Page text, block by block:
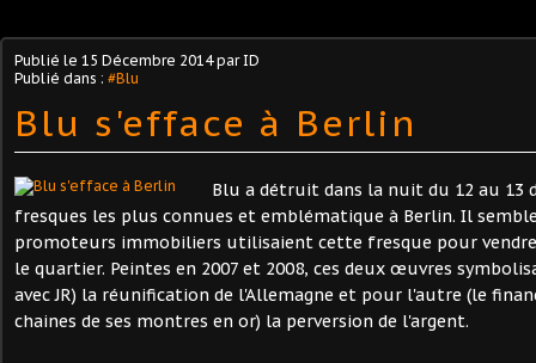
Publié le 15 Décembre 2014par ID
Publié dans : #Blu
Blu s'efface à Berlin
Blu a détruit dans la nuit du 12 au 13
fresques les plus connues et emblématique à Berlin. Il
promoteurs immobiliers utilisaient cette fresque pour
le quartier. Peintes en 2007 et 2008, ces deux œuvres
avec JR) la réunification de l'Allemagne et pour l'autre (le
chaines de ses montres en or) la perversion de l'argent.